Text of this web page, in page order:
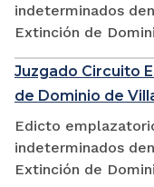
indeterminados
Extinción de
Juzgado Circuito
de Dominio de
Edicto
indeterminados
Extinción de